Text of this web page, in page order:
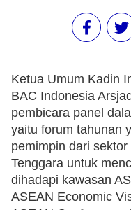
Ketua Umum Kadin
BAC Indonesia
pembicara panel
yaitu forum tahunan
pemimpin dari
Tenggara untuk
dihadapi kawasan
ASEAN Economic